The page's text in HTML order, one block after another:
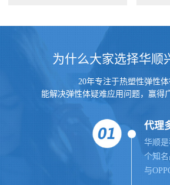
为什么大家选择华顺
20年专注于热塑性弹性
能解决弹性体疑难应用问题，赢得
代理
华顺
个知
与